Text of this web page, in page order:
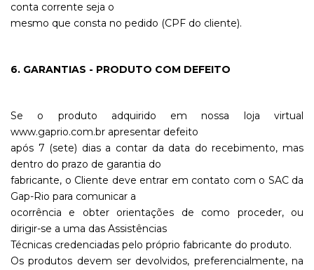
conta corrente seja o
mesmo que consta no pedido (CPF do cliente).
6. GARANTIAS - PRODUTO COM DEFEITO
Se o produto adquirido em nossa loja virtual
www.gaprio.com.br apresentar defeito
após 7 (sete) dias a contar da data do recebimento, mas
dentro do prazo de garantia do
fabricante, o Cliente deve entrar em contato com o SAC da
Gap-Rio para comunicar a
ocorrência e obter orientações de como proceder, ou
dirigir-se a uma das Assistências
Técnicas credenciadas pelo próprio fabricante do produto.
Os produtos devem ser devolvidos, preferencialmente, na